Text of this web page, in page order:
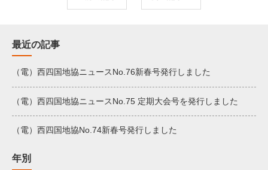
最近の記事
（電）西四国地協ニュースNo.76新春号発行しました
（電）西四国地協ニュースNo.75 定期大会号を発行しました
（電）西四国地協No.74新春号発行しました
年別